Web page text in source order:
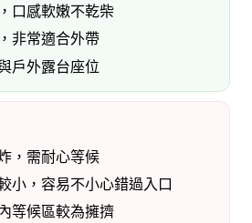
口感軟嫩不乾柴
非常適合外帶
戶外露台座位
，需耐心等候
小，容易不小心錯過入口
等候區較為擁擠